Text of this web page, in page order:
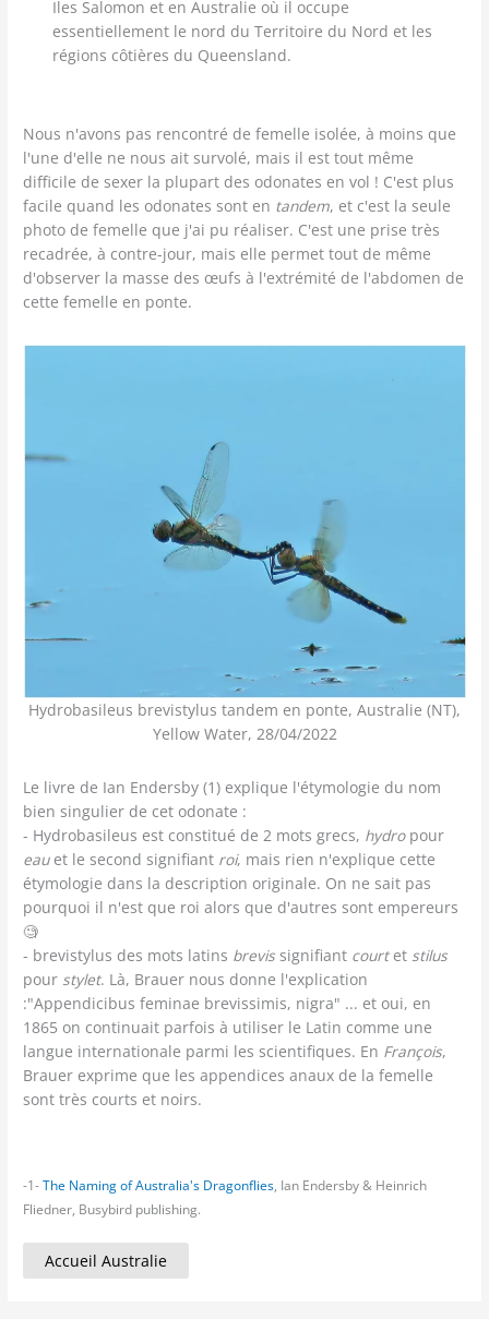
Iles Salomon et en Australie où il occupe
essentiellement le nord du Territoire du Nord et les
régions côtières du Queensland.
Nous n'avons pas rencontré de femelle isolée, à moins que
l'une d'elle ne nous ait survolé, mais il est tout même
difficile de sexer la plupart des odonates en vol ! C'est plus
facile quand les odonates sont en tandem, et c'est la seule
photo de femelle que j'ai pu réaliser. C'est une prise très
recadrée, à contre-jour, mais elle permet tout de même
d'observer la masse des œufs à l'extrémité de l'abdomen de
cette femelle en ponte.
Hydrobasileus brevistylus tandem en ponte, Australie (NT),
Yellow Water, 28/04/2022
Le livre de Ian Endersby (1) explique l'étymologie du nom
bien singulier de cet odonate :
- Hydrobasileus est constitué de 2 mots grecs, hydropour
eauet le second signifiant roi, mais rien n'explique cette
étymologie dans la description originale. On ne sait pas
pourquoi il n'est que roi alors que d'autres sont empereurs
🧐
- brevistylus des mots latins brevissignifiant courtet stilus
pour stylet. Là, Brauer nous donne l'explication
:"Appendicibus feminae brevissimis, nigra" ... et oui, en
1865 on continuait parfois à utiliser le Latin comme une
langue internationale parmi les scientifiques. En François,
Brauer exprime que les appendices anaux de la femelle
sont très courts et noirs.
-1-The Naming of Australia's Dragonflies, Ian Endersby & Heinrich
Fliedner, Busybird publishing.
Accueil Australie